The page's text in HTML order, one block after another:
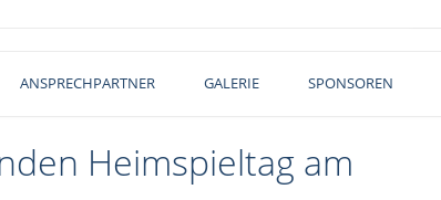
ANSPRECHPARTNER GALERIE SPONSOREN
Heimspieltag am